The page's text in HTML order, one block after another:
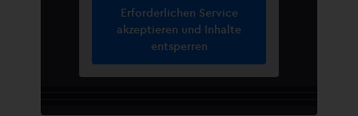
Erforderlichen Service
akzeptieren und Inhalte
entsperren